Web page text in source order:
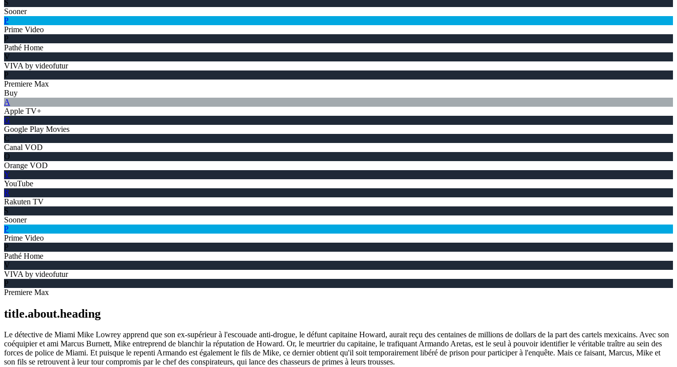
S
Sooner
P
Prime Video
P
Pathé Home
V
VIVA by videofutur
P
Premiere Max
Buy
A
Apple TV+
G
Google Play Movies
C
Canal VOD
O
Orange VOD
Y
YouTube
R
Rakuten TV
S
Sooner
P
Prime Video
P
Pathé Home
V
VIVA by videofutur
P
Premiere Max
title.about.heading
Le détective de Miami Mike Lowrey apprend que son ex-supérieur à l'escouade anti-drogue, le défunt capitaine Howard, aurait reçu des centaines de millions de dollars de la part des cartels mexicains. Avec son
coéquipier et ami Marcus Burnett, Mike entreprend de blanchir la réputation de Howard. Or, le meurtrier du capitaine, le trafiquant Armando Aretas, est le seul à pouvoir identifier le véritable traître au sein des
forces de police de Miami. Et puisque le repenti Armando est également le fils de Mike, ce dernier obtient qu'il soit temporairement libéré de prison pour participer à l'enquête. Mais ce faisant, Marcus, Mike et
son fils se retrouvent à leur tour compromis par le chef des conspirateurs, qui lance des chasseurs de primes à leurs trousses.